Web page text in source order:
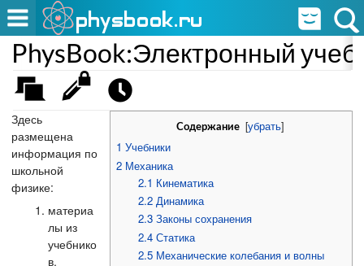
PhysBook:Электронный
Содержание [убрать]
1 Учебники
2 Механика
2.1 Кинематика
2.2 Динамика
2.3 Законы сохранения
2.4 Статика
2.5 Механические колебания и волны
Здесь
размещена
информация по
школьной
физике:
материа
лы из
учебнико
в,